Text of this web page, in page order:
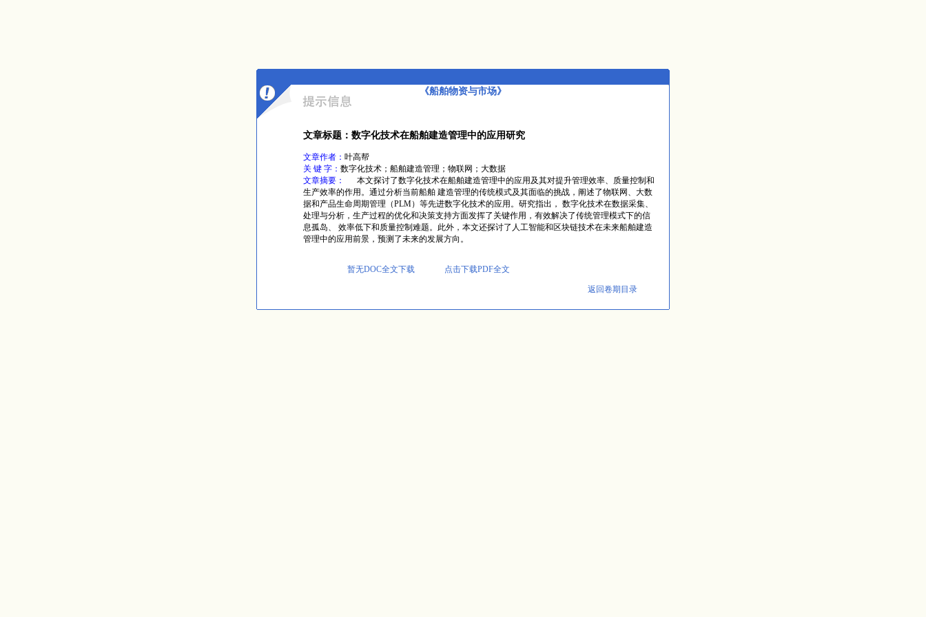
《船舶物资与市场》
文章标题：数字化技术在船舶建造管理中的应用研究
文章作者： 叶高帮
关 键 字： 数字化技术；船舶建造管理；物联网；大数据
文章摘要：
本文探讨了数字化技术在船舶建造管理中的应用及其对提升管理效率、质量控制和
生产效率的作用。通过分析当前船舶 建造管理的传统模式及其面临的挑战，阐述了物联网、大数
据和产品生命周期管理（PLM）等先进数字化技术的应用。研究指出， 数字化技术在数据采集、
处理与分析，生产过程的优化和决策支持方面发挥了关键作用，有效解决了传统管理模式下的信
息孤岛、 效率低下和质量控制难题。此外，本文还探讨了人工智能和区块链技术在未来船舶建造
管理中的应用前景，预测了未来的发展方向。
暂无DOC全文下载 点击下载PDF全文
返回卷期目录